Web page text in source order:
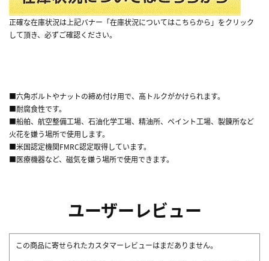
正確な在庫状況は上記バナー「在庫状況についてはこちらから」をクリック
して頂き、必ずご確認ください。
■六角ボルトやナットの締め付け用で、高トルクがかけられます。
■耐腐食性です。
■船舶、航空整備工場、石油化学工場、精油所、ペイント工場、製錬所など
火花を嫌う場所で使用します。
■米国認定機関FMRC認定取得しています。
■医療機器など、磁気を嫌う場所で使用できます。
ユーザーレビュー
この商品に寄せられたカスタマーレビューはまだありません。